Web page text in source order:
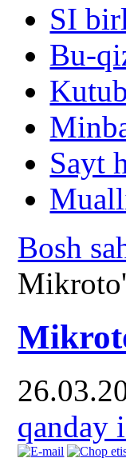
SI
Bu-
Sayt
Bosh
qanday